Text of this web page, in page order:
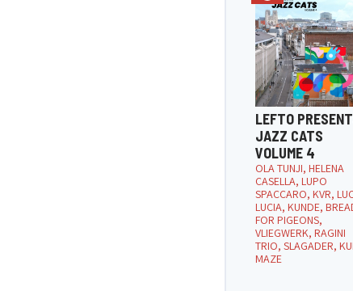
LEFTO
JAZZ CATS
VOLUME 4
OLA TUNJI, HELENA
CASELLA, LUPO
SPACCARO, KVR,
LUCIA, KUNDE,
FOR PIGEONS,
VLIEGWERK, RAGINI
TRIO, SLAGADER,
MAZE